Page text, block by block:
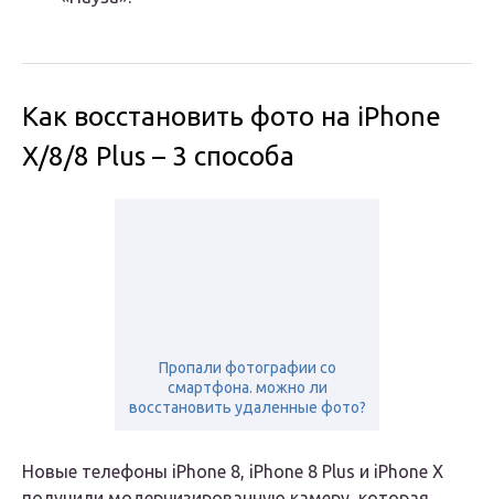
Как восстановить фото на iPhone
X/8/8 Plus – 3 способа
Пропали фотографии со
смартфона. можно ли
восстановить удаленные фото?
Новые телефоны iPhone 8, iPhone 8 Plus и iPhone X